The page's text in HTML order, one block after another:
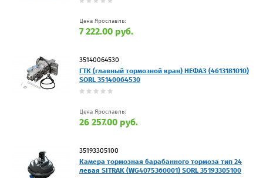
Цена Ярославль:
7 222.00 руб.
35140064530
ГТК (главный тормозной кран) НЕФАЗ (4613181010)
SORL 35140064530
Цена Ярославль:
26 257.00 руб.
35193305100
Камера тормозная барабанного тормоза тип 24
левая SITRAK (WG4075360001) SORL 35193305100